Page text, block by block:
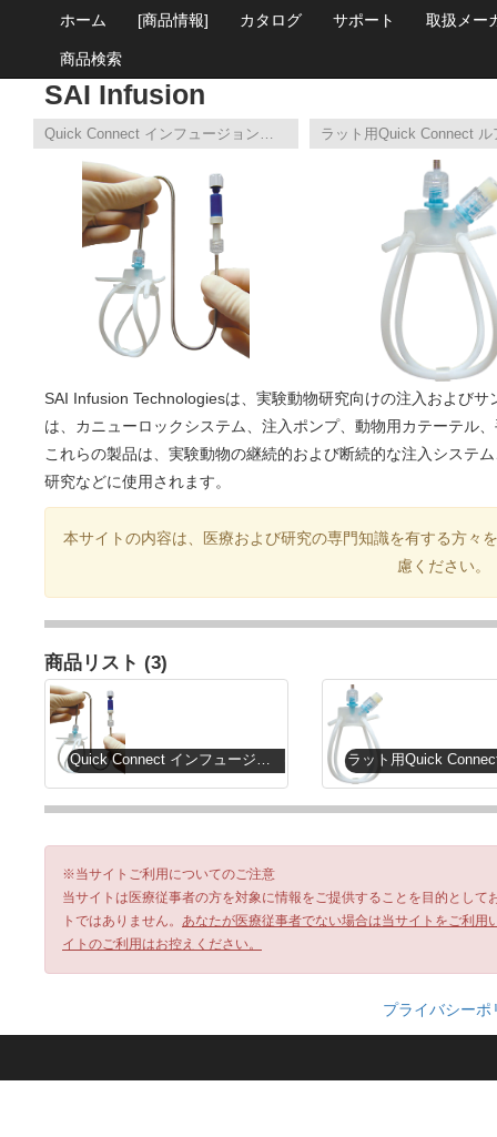
ホーム [商品情報] カタログ サポート 取扱メー
商品検索
SAI Infusion
SAI Infusion Technologiesは、実験動物研究向けの注入および
は、カニューロックシステム、注入ポンプ、動物用カテーテル
これらの製品は、実験動物の継続的および断続的な注入システ
研究などに使用されます。
本サイトの内容は、医療および研究の専門知識を有する方々
慮ください。
商品リスト (3)
Quick Connect インフュージョンキット
※当サイトご利用についてのご注意
当サイトは医療従事者の方を対象に情報をご提供することを目的とし
トではありません。 あなたが医療従事者でない場合は当サイトをご利
イトのご利用はお控えください。
プライバシーポ